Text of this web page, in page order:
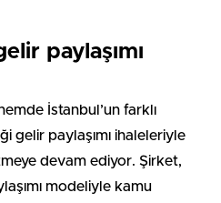
paylaşımı
İstanbul’un farklı
gelir paylaşımı ihaleleriyle
devam ediyor. Şirket,
modeliyle kamu